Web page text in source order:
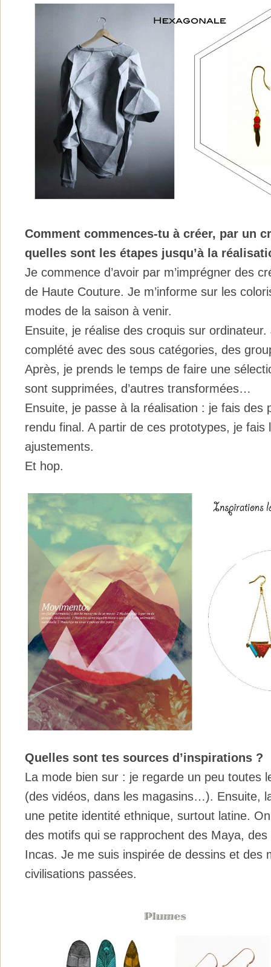
Comment commences-tu à créer, par un
quelles sont les étapes jusqu’à la
Je commence d’avoir par m’imprégner des
de Haute Couture. Je m’informe sur les
modes de la saison à venir.
Ensuite, je réalise des croquis sur
complété avec des sous catégories, des
Après, je prends le temps de faire une
sont supprimées, d’autres transformées…
Ensuite, je passe à la réalisation : je fais des
rendu final. A partir de ces prototypes, je fais
ajustements.
Et hop.
Quelles sont tes sources d’inspirations ?
La mode bien sur : je regarde un peu toutes
(des vidéos, dans les magasins…). Ensuite,
une petite identité ethnique, surtout latine.
des motifs qui se rapprochent des Maya,
Incas. Je me suis inspirée de dessins et des
civilisations passées.